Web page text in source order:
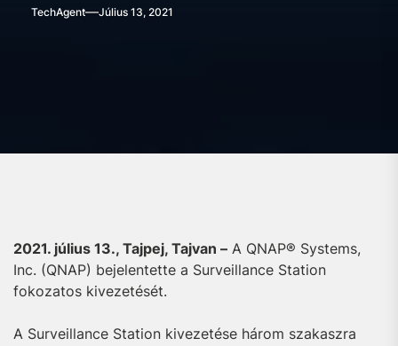
TechAgent Július 13, 2021
2021. július 13., Tajpej, Tajvan – A QNAP® Systems,
Inc. (QNAP) bejelentette a Surveillance Station
fokozatos kivezetését.
A Surveillance Station kivezetése három szakaszra